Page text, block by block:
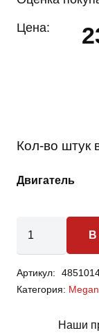
Цена:
Кол-во штук
Двигатель
товара
Megane
4
Артикул:
Категория:
Наши